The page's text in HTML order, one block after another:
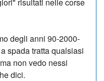
degli anni 90-2000-
spada tratta qualsiasi
non vedo nessi
dici.